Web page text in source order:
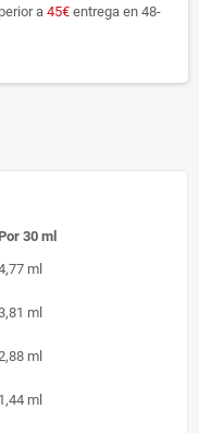
a 45€ entrega en 48-
30 ml
ml
ml
ml
1,44 ml